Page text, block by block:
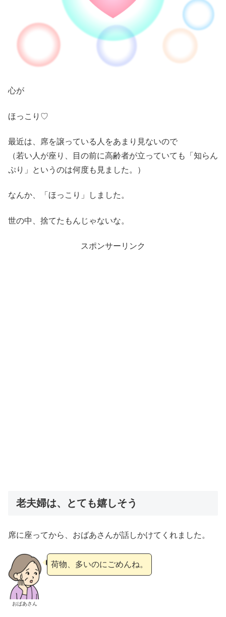
心が
ほっこり♡
最近は、席を譲っている人をあまり見ないので
（若い人が座り、目の前に高齢者が立っていても「知らん
ぷり」というのは何度も見ました。）
なんか、「ほっこり」しました。
世の中、捨てたもんじゃないな。
スポンサーリンク
老夫婦は、とても嬉しそう
席に座ってから、おばあさんが話しかけてくれました。
おばあさん
荷物、多いのにごめんね。